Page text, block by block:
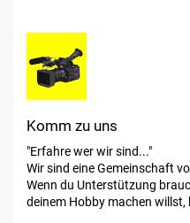
Komm zu uns
"Erfahre wer wir sind..."
Wir sind eine Gemeinschaft
Wenn du Unterstützung
deinem Hobby machen